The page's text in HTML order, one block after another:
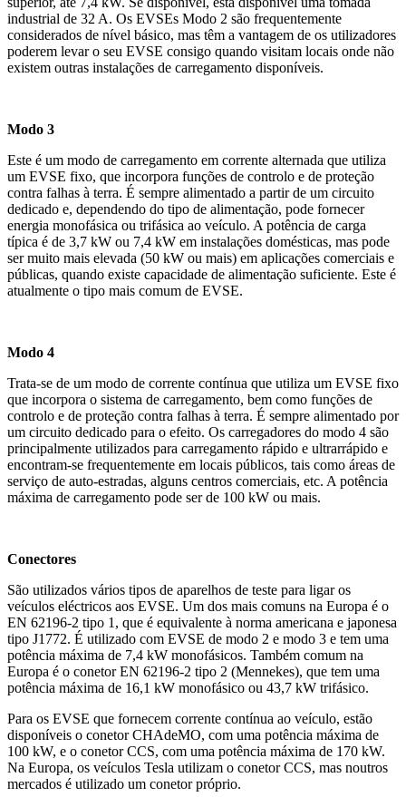
industrial de 32 A. Os EVSEs Modo 2 são frequentemente
considerados de nível básico, mas têm a vantagem de os utilizadores
poderem levar o seu EVSE consigo quando visitam locais onde não
existem outras instalações de carregamento disponíveis.
Modo 3
Este é um modo de carregamento em corrente alternada que utiliza
um EVSE fixo, que incorpora funções de controlo e de proteção
contra falhas à terra. É sempre alimentado a partir de um circuito
dedicado e, dependendo do tipo de alimentação, pode fornecer
energia monofásica ou trifásica ao veículo. A potência de carga
típica é de 3,7 kW ou 7,4 kW em instalações domésticas, mas pode
ser muito mais elevada (50 kW ou mais) em aplicações comerciais e
públicas, quando existe capacidade de alimentação suficiente. Este é
atualmente o tipo mais comum de EVSE.
Modo 4
Trata-se de um modo de corrente contínua que utiliza um EVSE fixo
que incorpora o sistema de carregamento, bem como funções de
controlo e de proteção contra falhas à terra. É sempre alimentado por
um circuito dedicado para o efeito. Os carregadores do modo 4 são
principalmente utilizados para carregamento rápido e ultrarrápido e
encontram-se frequentemente em locais públicos, tais como áreas de
serviço de auto-estradas, alguns centros comerciais, etc. A potência
máxima de carregamento pode ser de 100 kW ou mais.
Conectores
São utilizados vários tipos de aparelhos de teste para ligar os
veículos eléctricos aos EVSE. Um dos mais comuns na Europa é o
EN 62196-2 tipo 1, que é equivalente à norma americana e japonesa
tipo J1772. É utilizado com EVSE de modo 2 e modo 3 e tem uma
potência máxima de 7,4 kW monofásicos. Também comum na
Europa é o conetor EN 62196-2 tipo 2 (Mennekes), que tem uma
potência máxima de 16,1 kW monofásico ou 43,7 kW trifásico.
Para os EVSE que fornecem corrente contínua ao veículo, estão
disponíveis o conetor CHAdeMO, com uma potência máxima de
100 kW, e o conetor CCS, com uma potência máxima de 170 kW.
Na Europa, os veículos Tesla utilizam o conetor CCS, mas noutros
mercados é utilizado um conetor próprio.